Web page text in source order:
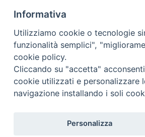
- Tutti i diritti riservati - Vita
Informativa
Utilizziamo cookie o tecnologie
funzionalità semplici",
cookie policy.
Cliccando su "accetta"
cookie utilizzati e personalizzare
navigazione installando i soli
Personalizza